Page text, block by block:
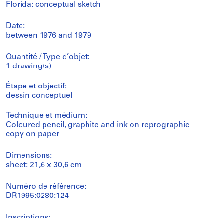
Florida: conceptual sketch
Date:
between 1976 and 1979
Quantité / Type d’objet:
1 drawing(s)
Étape et objectif:
dessin conceptuel
Technique et médium:
Coloured pencil, graphite and ink on reprographic
copy on paper
Dimensions:
sheet: 21,6 x 30,6 cm
Numéro de référence:
DR1995:0280:124